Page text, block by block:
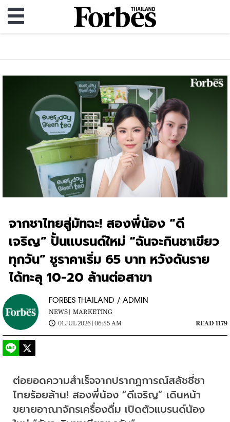
จากชาไทยสู่มัทฉะ! สองพี่น้อง “ดี
เจริญ” ปั้นแบรนด์ใหม่ “ฉันจะกินชาเขียว
ทุกวัน” ชูราคาเริ่ม 65 บาท หวังดันราย
ได้ทะลุ 10-20 ล้านต่อสาขา
FORBES THAILAND / ADMIN
NEWS | MARKETING
01 JUL 2026 | 06:55 AM
READ 1179
ต่อยอดความสำเร็จจากปรากฏการณ์สลัชชี่ชา
ไทยร้อยล้าน! สองพี่น้อง “ดีเจริญ” เดินหน้า
ขยายอาณาจักรเครื่องดื่ม เปิดตัวแบรนด์น้อง